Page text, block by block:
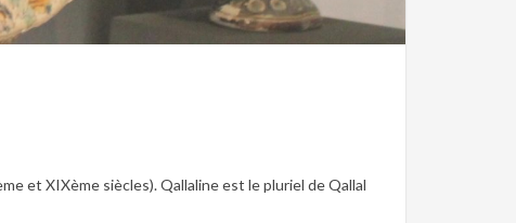
et XIXème siècles). Qallaline est le pluriel de Qallal